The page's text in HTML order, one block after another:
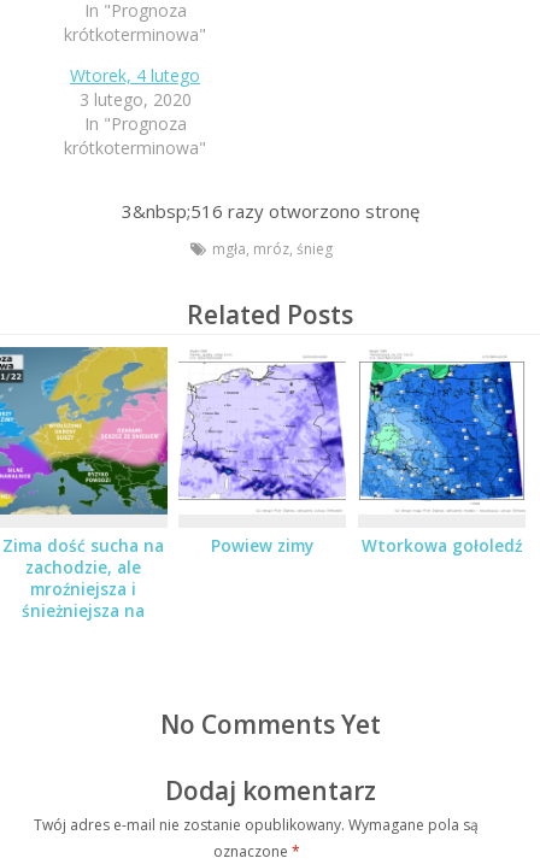
In "Prognoza
krótkoterminowa"
Wtorek, 4 lutego
3 lutego, 2020
In "Prognoza
krótkoterminowa"
3&nbsp;516 razy otworzono stronę
mgła, mróz, śnieg
Related Posts
Zima dość sucha na
zachodzie, ale
mroźniejsza i
śnieżniejsza na
Powiew zimy Wtorkowa gołoledź
No Comments Yet
Dodaj komentarz
Twój adres e-mail nie zostanie opublikowany. Wymagane pola są
oznaczone *